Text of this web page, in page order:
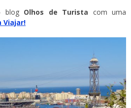
blog Olhos de Turista com uma
Viajar!